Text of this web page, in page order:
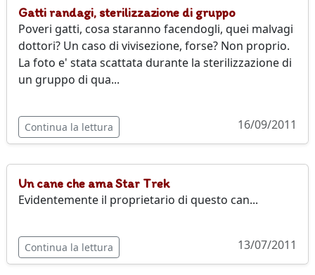
Gatti randagi, sterilizzazione di gruppo
Poveri gatti, cosa staranno facendogli, quei malvagi
dottori? Un caso di vivisezione, forse? Non proprio.
La foto e' stata scattata durante la sterilizzazione di
un gruppo di qua...
Continua la lettura 16/09/2011
Un cane che ama Star Trek
Evidentemente il proprietario di questo can...
Continua la lettura 13/07/2011